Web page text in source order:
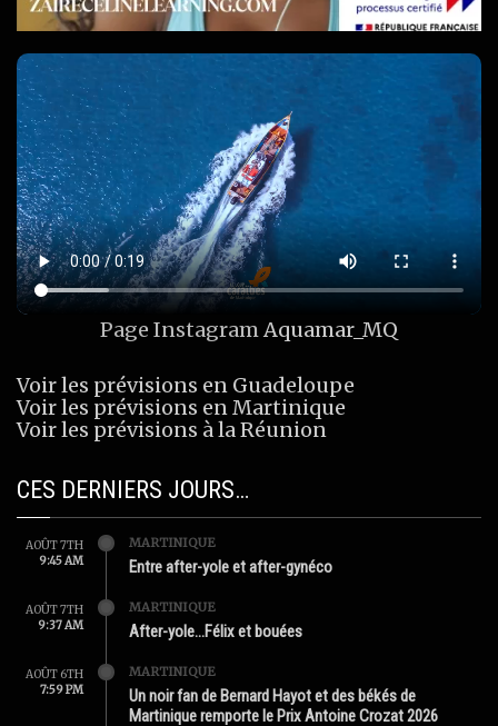
Page InstagramAquamar_MQ
Voir les prévisions en Guadeloupe
Voir les prévisions en Martinique
Voir les prévisions à la Réunion
CES DERNIERS JOURS…
AOÛT 7TH
9:45 AM
MARTINIQUE
Entre after-yole et after-gynéco
AOÛT 7TH
9:37 AM
MARTINIQUE
After-yole…Félix et bouées
AOÛT 6TH
7:59 PM
MARTINIQUE
Un noir fan de Bernard Hayot et des békés de
Martinique remporte le Prix Antoine Crozat 2026